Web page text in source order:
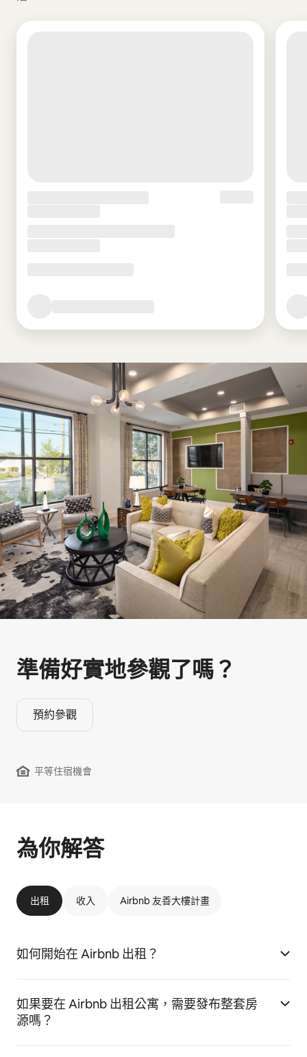
準備好實地參觀⁠了⁠嗎⁠？
預約參觀
平等住宿機會
為你解答
出租 收入 Airbnb 友善大樓計畫
如何開始在 Airbnb 出租？
如果要在 Airbnb 出租公寓，需要發布整套房
源嗎？